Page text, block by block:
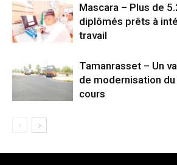
Mascara – Plus de
diplômés prêts à
travail
Tamanrasset – Un
de modernisation
cours